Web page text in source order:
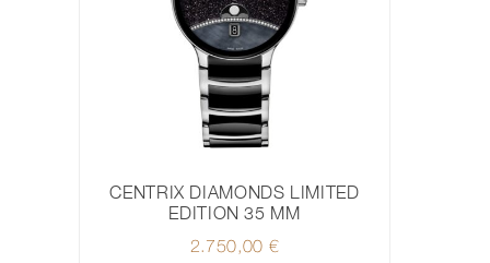
CENTRIX DIAMONDS LIMITED
EDITION 35 MM
2.750,00 €